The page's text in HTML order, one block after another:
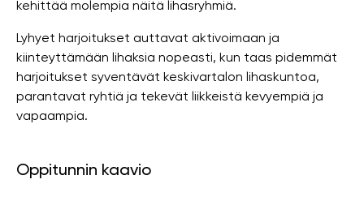
kehittää molempia näitä lihasryhmiä.
Lyhyet harjoitukset auttavat aktivoimaan ja
kiinteyttämään lihaksia nopeasti, kun taas pidemmät
harjoitukset syventävät keskivartalon lihaskuntoa,
parantavat ryhtiä ja tekevät liikkeistä kevyempiä ja
vapaampia.
Oppitunnin kaavio